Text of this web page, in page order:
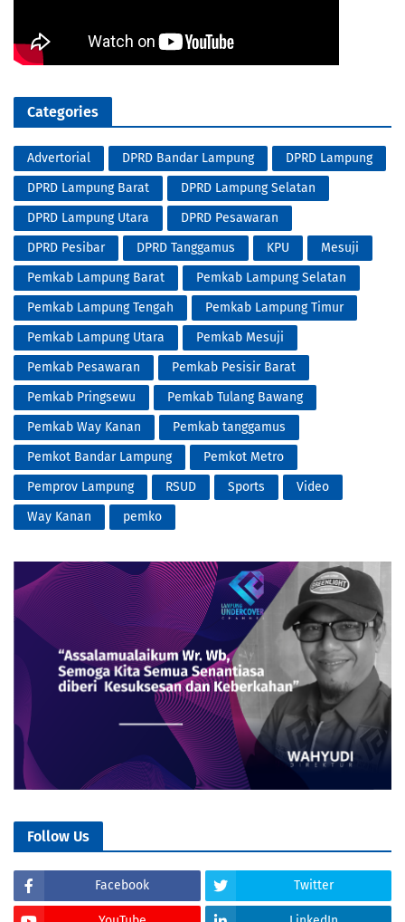
Categories
Advertorial DPRD Bandar Lampung
DPRD Lampung
DPRD Lampung Barat
DPRD Lampung Selatan
DPRD Lampung Utara
DPRD Pesawaran
DPRD Pesibar
DPRD Tanggamus KPU
Mesuji
Pemkab Lampung Barat
Pemkab Lampung Selatan
Pemkab Lampung Tengah
Pemkab Lampung Timur
Pemkab Lampung Utara
Pemkab Mesuji
Pemkab Pesawaran
Pemkab Pesisir Barat
Pemkab Pringsewu
Pemkab Tulang Bawang
Pemkab Way Kanan
Pemkab tanggamus
Pemkot Bandar Lampung
Pemkot Metro
Pemprov Lampung
RSUD Sports
Video
Way Kanan
pemko
Follow Us
Facebook Twitter